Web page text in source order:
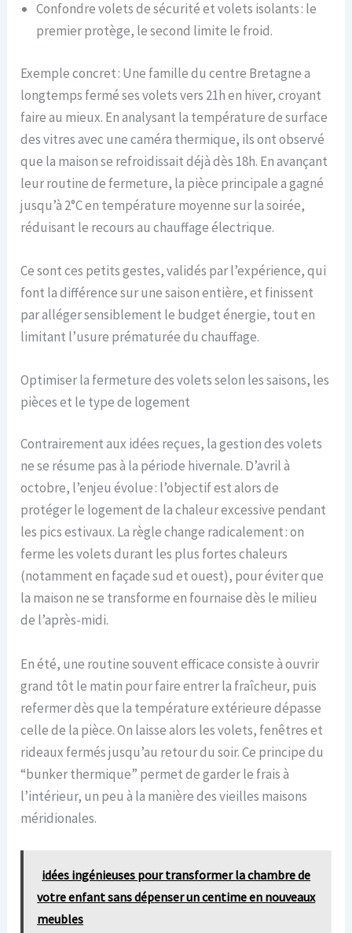
Confondre volets de sécurité et volets isolants : le
premier protège, le second limite le froid.
Exemple concret : Une famille du centre Bretagne a
longtemps fermé ses volets vers 21h en hiver, croyant
faire au mieux. En analysant la température de surface
des vitres avec une caméra thermique, ils ont observé
que la maison se refroidissait déjà dès 18h. En avançant
leur routine de fermeture, la pièce principale a gagné
jusqu’à 2°C en température moyenne sur la soirée,
réduisant le recours au chauffage électrique.
Ce sont ces petits gestes, validés par l’expérience, qui
font la différence sur une saison entière, et finissent
par alléger sensiblement le budget énergie, tout en
limitant l’usure prématurée du chauffage.
Optimiser la fermeture des volets selon les saisons, les
pièces et le type de logement
Contrairement aux idées reçues, la gestion des volets
ne se résume pas à la période hivernale. D’avril à
octobre, l’enjeu évolue : l’objectif est alors de
protéger le logement de la chaleur excessive pendant
les pics estivaux. La règle change radicalement : on
ferme les volets durant les plus fortes chaleurs
(notamment en façade sud et ouest), pour éviter que
la maison ne se transforme en fournaise dès le milieu
de l’après-midi.
En été, une routine souvent efficace consiste à ouvrir
grand tôt le matin pour faire entrer la fraîcheur, puis
refermer dès que la température extérieure dépasse
celle de la pièce. On laisse alors les volets, fenêtres et
rideaux fermés jusqu’au retour du soir. Ce principe du
“bunker thermique” permet de garder le frais à
l’intérieur, un peu à la manière des vieilles maisons
méridionales.
idées ingénieuses pour transformer la chambre de
votre enfant sans dépenser un centime en nouveaux
meubles